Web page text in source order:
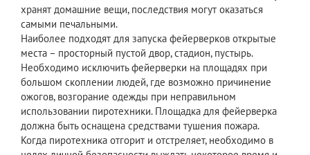
хранят домашние вещи, последствия могут оказаться
самыми печальными.
Наиболее подходят для запуска фейерверков открытые
места – просторный пустой двор, стадион, пустырь.
Необходимо исключить фейерверки на площадях при
большом скоплении людей, где возможно причинение
ожогов, возгорание одежды при неправильном
использовании пиротехники. Площадка для фейерверка
должна быть оснащена средствами тушения пожара.
Когда пиротехника отгорит и отстреляет, необходимо в